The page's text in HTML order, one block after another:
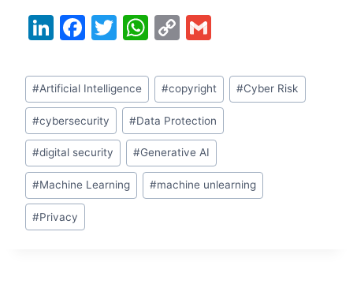
Li
k
e
dI
n
F
c
e
b
o
o
k
T
itt
er
W
at
s
A
p
p
C
p
y
Li
n
k
ai
l
Tag
articolo:
#Artificial Intelligence #copyright #Cyber Risk
#cybersecurity #Data Protection
#digital security #Generative AI
#Machine Learning #machine unlearning
#Privacy